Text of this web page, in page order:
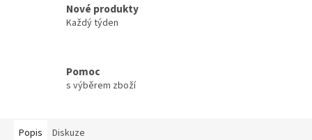
Nové produkty
Každý týden
Pomoc
s výběrem zboží
Popis Diskuze